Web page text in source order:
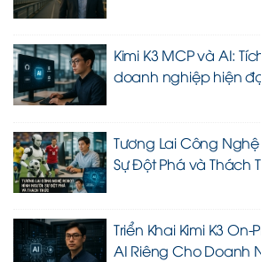
Kimi K3 MCP và AI:
doanh nghiệp hiện
Tương Lai Công
Sự Đột Phá và Thách
Triển Khai Kimi K3
AI Riêng Cho Doanh